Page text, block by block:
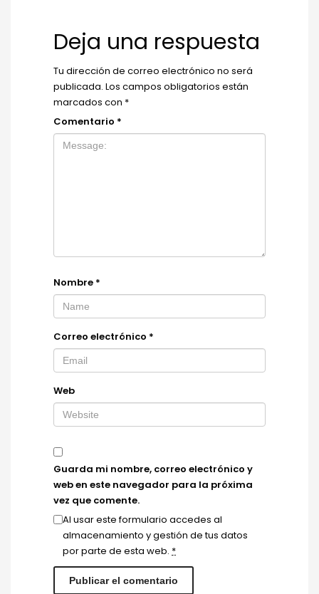
Deja una respuesta
Tu dirección de correo electrónico no será
publicada. Los campos obligatorios están
marcados con *
Comentario *
Nombre *
Correo electrónico *
Web
Guarda mi nombre, correo electrónico y
web en este navegador para la próxima
vez que comente.
Al usar este formulario accedes al
almacenamiento y gestión de tus datos
por parte de esta web. *